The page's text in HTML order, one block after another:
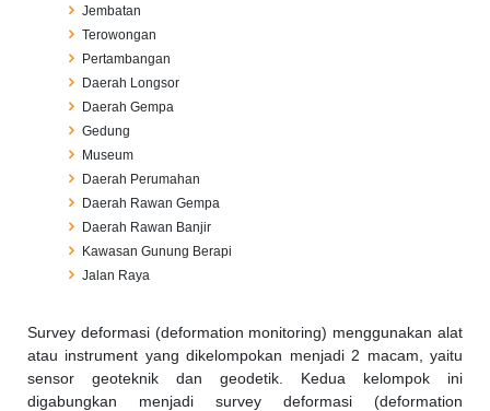
Jembatan
Terowongan
Pertambangan
Daerah Longsor
Daerah Gempa
Gedung
Museum
Daerah Perumahan
Daerah Rawan Gempa
Daerah Rawan Banjir
Kawasan Gunung Berapi
Jalan Raya
Survey deformasi (deformation monitoring) menggunakan alat
atau instrument yang dikelompokan menjadi 2 macam, yaitu
sensor geoteknik dan geodetik. Kedua kelompok ini
digabungkan menjadi survey deformasi (deformation